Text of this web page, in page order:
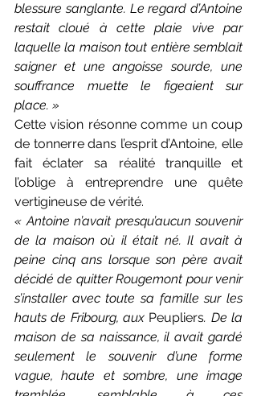
blessure sanglante. Le regard d’Antoine
restait cloué à cette plaie vive par
laquelle la maison tout entière semblait
saigner et une angoisse sourde, une
souffrance muette le figeaient sur
place. »
Cette vision résonne comme un coup
de tonnerre dans l’esprit d’Antoine, elle
fait éclater sa réalité tranquille et
l’oblige à entreprendre une quête
vertigineuse de vérité.
« Antoine n’avait presqu’aucun souvenir
de la maison où il était né. Il avait à
peine cinq ans lorsque son père avait
décidé de quitter Rougemont pour venir
s’installer avec toute sa famille sur les
hauts de Fribourg, aux Peupliers. De la
maison de sa naissance, il avait gardé
seulement le souvenir d’une forme
vague, haute et sombre, une image